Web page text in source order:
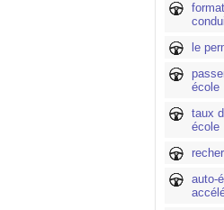
le
école
taux
école
auto-